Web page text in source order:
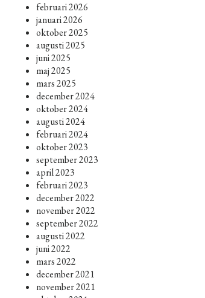
februari 2026
januari 2026
oktober 2025
augusti 2025
juni 2025
maj 2025
mars 2025
december 2024
oktober 2024
augusti 2024
februari 2024
oktober 2023
september 2023
april 2023
februari 2023
december 2022
november 2022
september 2022
augusti 2022
juni 2022
mars 2022
december 2021
november 2021